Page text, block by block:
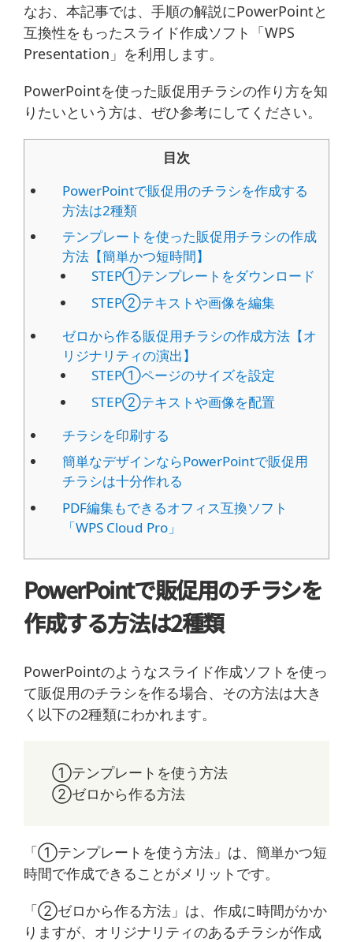
なお、本記事では、手順の解説にPowerPointと
互換性をもったスライド作成ソフト「WPS
Presentation」を利用します。
PowerPointを使った販促用チラシの作り方を知
りたいという方は、ぜひ参考にしてください。
目次
PowerPointで販促用のチラシを作成する
方法は2種類
テンプレートを使った販促用チラシの作成
方法【簡単かつ短時間】
STEP①テンプレートをダウンロード
STEP②テキストや画像を編集
ゼロから作る販促用チラシの作成方法【オ
リジナリティの演出】
STEP①ページのサイズを設定
STEP②テキストや画像を配置
チラシを印刷する
簡単なデザインならPowerPointで販促用
チラシは十分作れる
PDF編集もできるオフィス互換ソフト
「WPS Cloud Pro」
PowerPointで販促用のチラシを
作成する方法は2種類
PowerPointのようなスライド作成ソフトを使っ
て販促用のチラシを作る場合、その方法は大き
く以下の2種類にわかれます。
①テンプレートを使う方法
②ゼロから作る方法
「①テンプレートを使う方法」は、簡単かつ短
時間で作成できることがメリットです。
「②ゼロから作る方法」は、作成に時間がかか
りますが、オリジナリティのあるチラシが作成